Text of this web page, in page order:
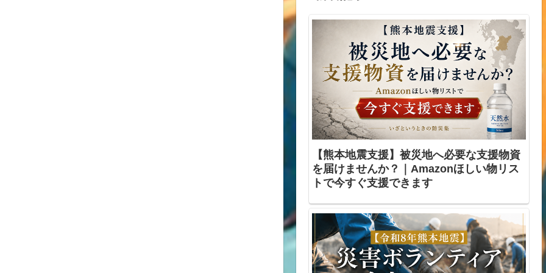
【熊本地震支援】被災地へ必要な支援物資
を届けませんか？｜Amazonほしい物リス
トで今すぐ支援できます